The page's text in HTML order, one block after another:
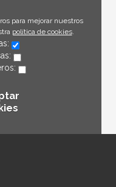
para mejorar nuestros
política de cookies.